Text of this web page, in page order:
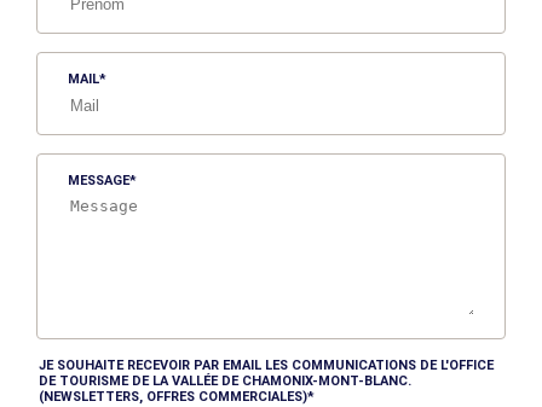
MAIL
MESSAGE
JE SOUHAITE RECEVOIR PAR EMAIL LES COMMUNICATIONS DE L'OFFICE
DE TOURISME DE LA VALLÉE DE CHAMONIX-MONT-BLANC.
(NEWSLETTERS, OFFRES COMMERCIALES)